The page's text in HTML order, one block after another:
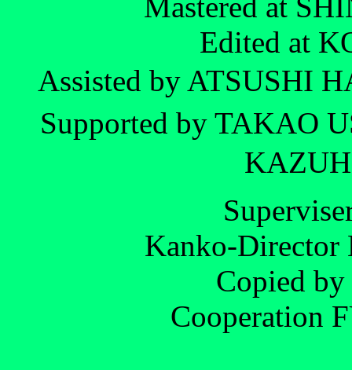
Edited at
Assisted by ATSUSHI
Supported by TAKAO
Kanko-
Copied
Cooperation